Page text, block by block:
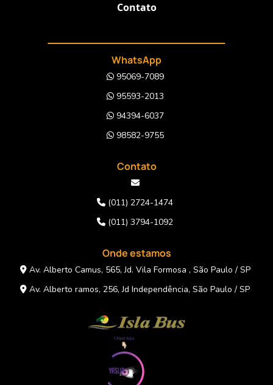
Contato
WhatsApp
95069-7089
95593-2013
94394-6037
98582-9755
Contato
(011) 2724-1474
(011) 3794-1092
Onde estamos
Av. Alberto Camus, 565, Jd. Vila Formosa , São Paulo / SP
Av. Alberto ramos, 256, Jd Independência, São Paulo / SP